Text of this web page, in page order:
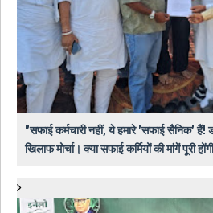
"सफाई कर्मचारी नहीं, ये हमारे 'सफाई सैनिक' हैं!
खिलाफ मोर्चा। क्या सफाई कर्मियों की मांगें पूरी